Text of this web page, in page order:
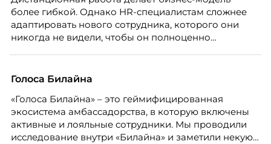
более гибкой. Однако HR-специалистам сложнее
адаптировать нового сотрудника, которого они
никогда не видели, чтобы он полноценно
Голоса Билайна
«Голоса Билайна» – это геймифицированная
экосистема амбассадорства, в которую включены
активные и лояльные сотрудники. Мы проводили
исследование внутри «Билайна» и заметили некую